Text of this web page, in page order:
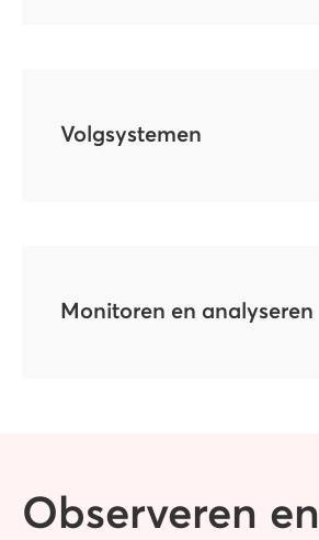
Volgsystemen
Monitoren en analyseren
Observeren en